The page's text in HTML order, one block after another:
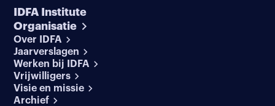
IDFA Institute
Organisatie
Over IDFA
Jaarverslagen
Werken bij IDFA
Vrijwilligers
Visie en missie
Archief